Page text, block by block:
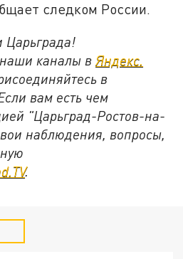
следком России.
Царьграда!
каналы вЯндекс.
в
вам есть чем
"Царьград-Ростов-на-
наблюдения, вопросы,
.